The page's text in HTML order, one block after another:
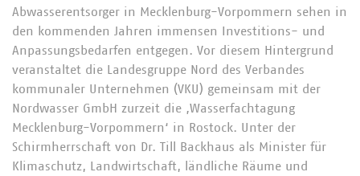
Abwasserentsorger in Mecklenburg-Vorpommern sehen in
den kommenden Jahren immensen Investitions- und
Anpassungsbedarfen entgegen. Vor diesem Hintergrund
veranstaltet die Landesgruppe Nord des Verbandes
kommunaler Unternehmen (VKU) gemeinsam mit der
Nordwasser GmbH zurzeit die ‚Wasserfachtagung
Mecklenburg-Vorpommern‘ in Rostock. Unter der
Schirmherrschaft von Dr. Till Backhaus als Minister für
Klimaschutz, Landwirtschaft, ländliche Räume und